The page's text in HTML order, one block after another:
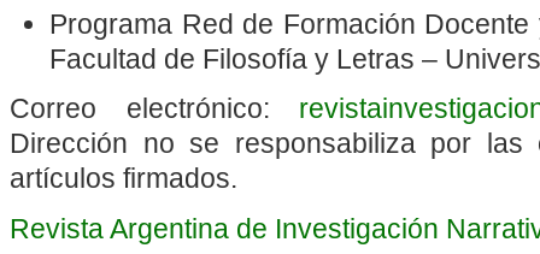
Programa Red de Formación
Facultad de Filosofía y Letras –
Correo electrónico:
Dirección no se responsabiliza por las
artículos firmados.
Revista Argentina de Investigación